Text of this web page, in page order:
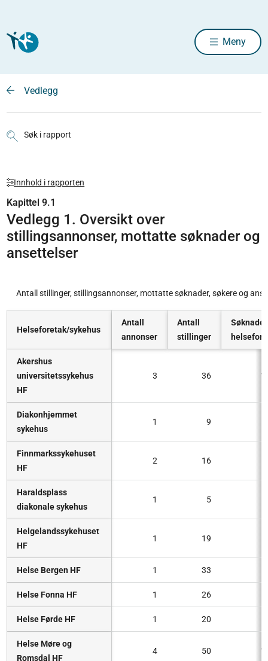
Meny
Vedlegg
Søk i rapport
Innhold i rapporten
Kapittel 9.1
Vedlegg 1. Oversikt over
stillingsannonser, mottatte søknader og
ansettelser
Antall stillinger, stillingsannonser, mottatte søknader, søkere og
Helseforetak/sykehus
Antall
annonser
Antall
stillinger
Akershus
universitetssykehus
HF
3 36
Diakonhjemmet
sykehus
1 9
Finnmarkssykehuset
HF
2 16
Haraldsplass
diakonale sykehus
1 5
Helgelandssykehuset
HF
1 19
Helse Bergen HF 1 33
Helse Fonna HF 1 26
Helse Førde HF 1 20
Helse Møre og
Romsdal HF
4 50